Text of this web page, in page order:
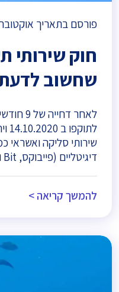
פורסם בתאריך אוקטובר 8, 2020
חוק שירותי
שחשוב
לאחר
שירותי סליקה ואשראי
דיגיטליים (פייבוקס, Bit וכדומה). החוק..
להמשך קריאה >